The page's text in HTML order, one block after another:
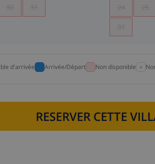
30 31 24 25
31
d'arrivée Arrivée/Départ Non disponible
RESERVER CETTE